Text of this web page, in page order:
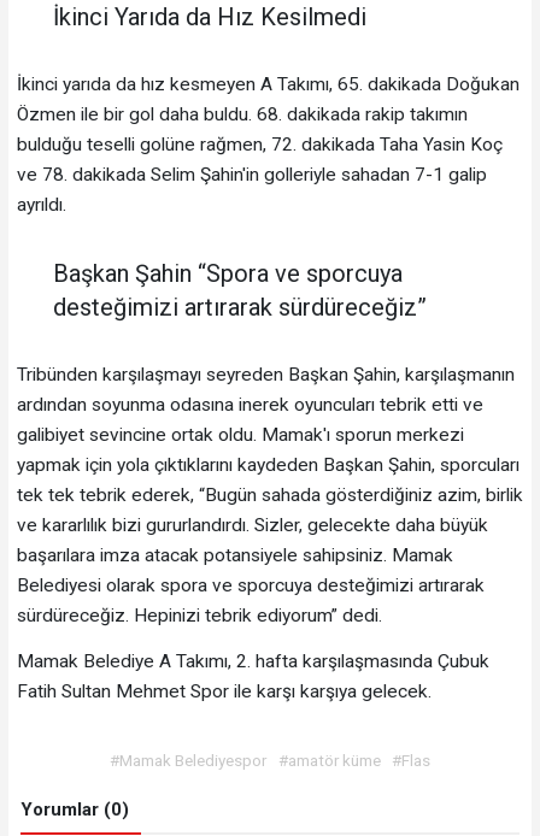
İkinci Yarıda da Hız Kesilmedi
İkinci yarıda da hız kesmeyen A Takımı, 65. dakikada Doğukan
Özmen ile bir gol daha buldu. 68. dakikada rakip takımın
bulduğu teselli golüne rağmen, 72. dakikada Taha Yasin Koç
ve 78. dakikada Selim Şahin'in golleriyle sahadan 7-1 galip
ayrıldı.
Başkan Şahin “Spora ve sporcuya
desteğimizi artırarak sürdüreceğiz”
Tribünden karşılaşmayı seyreden Başkan Şahin, karşılaşmanın
ardından soyunma odasına inerek oyuncuları tebrik etti ve
galibiyet sevincine ortak oldu. Mamak'ı sporun merkezi
yapmak için yola çıktıklarını kaydeden Başkan Şahin, sporcuları
tek tek tebrik ederek, “Bugün sahada gösterdiğiniz azim, birlik
ve kararlılık bizi gururlandırdı. Sizler, gelecekte daha büyük
başarılara imza atacak potansiyele sahipsiniz. Mamak
Belediyesi olarak spora ve sporcuya desteğimizi artırarak
sürdüreceğiz. Hepinizi tebrik ediyorum” dedi.
Mamak Belediye A Takımı, 2. hafta karşılaşmasında Çubuk
Fatih Sultan Mehmet Spor ile karşı karşıya gelecek.
#Mamak Belediyespor #amatör küme #Flas
Yorumlar (0)